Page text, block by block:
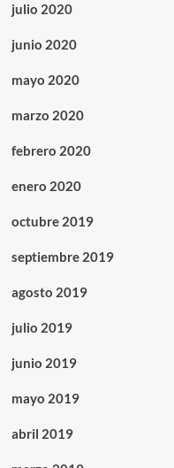
julio 2020
junio 2020
mayo 2020
marzo 2020
febrero 2020
enero 2020
octubre 2019
septiembre 2019
agosto 2019
julio 2019
junio 2019
mayo 2019
abril 2019